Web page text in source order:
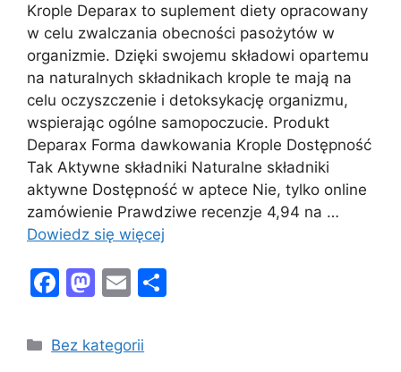
Krople Deparax to suplement diety opracowany
w celu zwalczania obecności pasożytów w
organizmie. Dzięki swojemu składowi opartemu
na naturalnych składnikach krople te mają na
celu oczyszczenie i detoksykację organizmu,
wspierając ogólne samopoczucie. Produkt
Deparax Forma dawkowania Krople Dostępność
Tak Aktywne składniki Naturalne składniki
aktywne Dostępność w aptece Nie, tylko online
zamówienie Prawdziwe recenzje 4,94 na …
Dowiedz się więcej
F
c
M
st
E
ai
Kategorie
Bez kategorii